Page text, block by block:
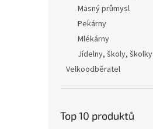
Masný průmysl
Pekárny
Mlékárny
Jídelny, školy, školky
Velkoodběratel
Top 10 produktů